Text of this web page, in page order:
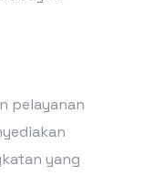
pelayanan
yang